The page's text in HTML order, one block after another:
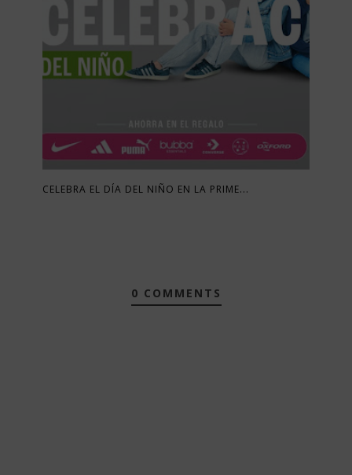
CELEBRA EL DÍA DEL NIÑO EN LA PRIME...
0 COMMENTS